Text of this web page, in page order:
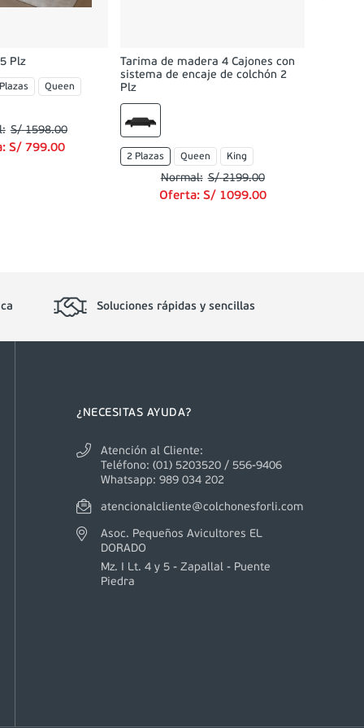
Plz
Queen
S/ 1598.00
S/ 799.00
Tarima de madera 4 Cajones con
sistema de encaje de colchón 2
Plz
2 Plazas Queen King
S/ 2199.00
Oferta: S/ 1099.00
Soluciones rápidas y sencillas
¿NECESITAS AYUDA?
Atención al Cliente:
Teléfono: (01) 5203520 / 556-9406
Whatsapp: 989 034 202
atencionalcliente@colchonesforli.com
Asoc. Pequeños Avicultores EL
DORADO
Mz. I Lt. 4 y 5 - Zapallal - Puente
Piedra